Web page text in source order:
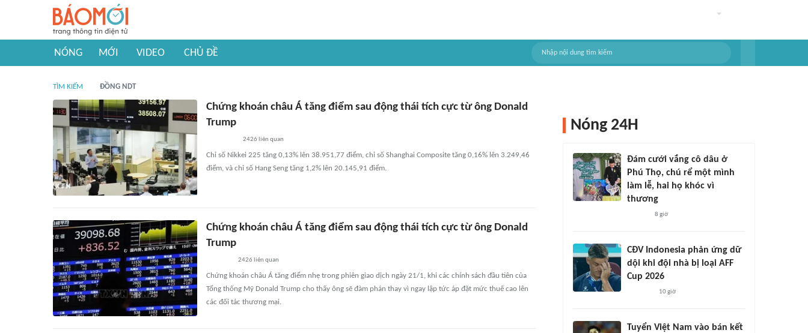
NÓNG MỚI VIDEO CHỦ ĐỀ
TÌM KIẾM ĐỒNG NDT
Chứng khoán châu Á tăng điểm sau động thái tích cực từ ông Donald
Trump
2426 liên quan
Chỉ số Nikkei 225 tăng 0,13% lên 38.951,77 điểm, chỉ số Shanghai Composite tăng 0,16% lên 3.249,46
điểm, và chỉ số Hang Seng tăng 1,2% lên 20.145,91 điểm.
Chứng khoán châu Á tăng điểm sau động thái tích cực từ ông Donald
Trump
2426 liên quan
Chứng khoán châu Á tăng điểm nhẹ trong phiên giao dịch ngày 21/1, khi các chính sách đầu tiên của
Tổng thống Mỹ Donald Trump cho thấy ông sẽ đàm phán thay vì ngay lập tức áp đặt mức thuế cao lên
các đối tác thương mại.
Nóng 24H
Đám cưới vắng cô dâu ở
Phú Thọ, chú rể một mình
làm lễ, hai họ khóc vì
thương
8 giờ
CĐV Indonesia phản ứng dữ
dội khi đội nhà bị loại AFF
Cup 2026
10 giờ
Tuyển Việt Nam vào bán kết